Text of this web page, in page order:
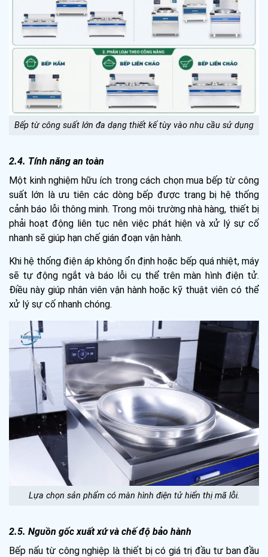
Bếp từ công suất lớn đa dạng thiết kế tùy vào nhu cầu sử dụng
2.4. Tính năng an toàn
Một kinh nghiệm hữu ích trong cách chọn mua bếp từ công
suất lớn là ưu tiên các dòng bếp được trang bị hệ thống
cảnh báo lỗi thông minh. Trong môi trường nhà hàng, thiết bị
phải hoạt động liên tục nên việc phát hiện và xử lý sự cố
nhanh sẽ giúp hạn chế gián đoạn vận hành.
Khi hệ thống điện áp không ổn định hoặc bếp quá nhiệt, máy
sẽ tự động ngắt và báo lỗi cụ thể trên màn hình điện tử.
Điều này giúp nhân viên vận hành hoặc kỹ thuật viên có thể
xử lý sự cố nhanh chóng.
Lựa chọn sản phẩm có màn hình điện tử hiển thị mã lỗi.
2.5. Nguồn gốc xuất xứ và chế độ bảo hành
Bếp nấu từ công nghiệp là thiết bị có giá trị đầu tư ban đầu